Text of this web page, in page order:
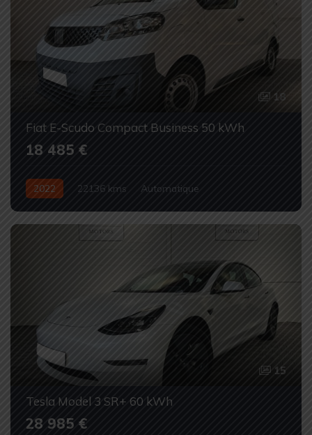
18
Fiat E-Scudo Compact Business 50 kWh
18 485 €
2022 22136 kms
Automatique
15
Tesla Model 3 SR+ 60 kWh
28 985 €